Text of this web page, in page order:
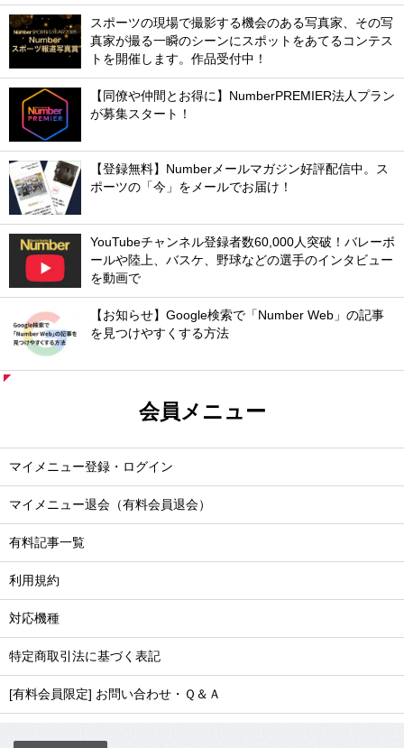
スポーツの現場で撮影する機会のある写真家、その写
真家が撮る一瞬のシーンにスポットをあてるコンテス
トを開催します。作品受付中！
【同僚や仲間とお得に】NumberPREMIER法人プラン
が募集スタート！
【登録無料】Numberメールマガジン好評配信中。ス
ポーツの「今」をメールでお届け！
YouTubeチャンネル登録者数60,000人突破！バレーボ
ールや陸上、バスケ、野球などの選手のインタビュー
を動画で
【お知らせ】Google検索で「Number Web」の記事
を見つけやすくする方法
会員メニュー
マイメニュー登録・ログイン
マイメニュー退会（有料会員退会）
有料記事一覧
利用規約
対応機種
特定商取引法に基づく表記
[有料会員限定] お問い合わせ・Ｑ＆Ａ